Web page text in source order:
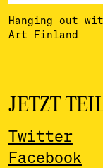
Hanging out
Art Finland
JETZT
Twitter
Facebook